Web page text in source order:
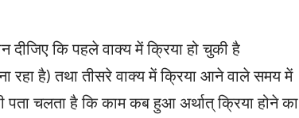
दीजिए कि पहले वाक्य में क्रिया हो चुकी है
रहा है) तथा तीसरे वाक्य में क्रिया आने वाले समय में
पता चलता है कि काम कब हुआ अर्थात्‌ क्रिया होने का